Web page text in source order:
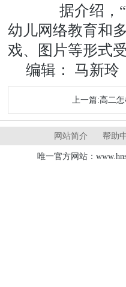
据介绍，“
幼儿网络教育和
戏、图片等形式
编辑： 马新玲
上一篇:高二
网站简介 帮助
唯一官方网站：